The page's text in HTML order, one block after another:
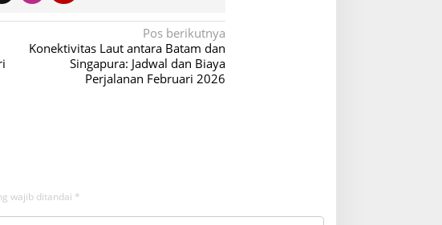
Pos berikutnya
Konektivitas Laut antara Batam dan
Singapura: Jadwal dan Biaya
Perjalanan Februari 2026
wajib ditandai *